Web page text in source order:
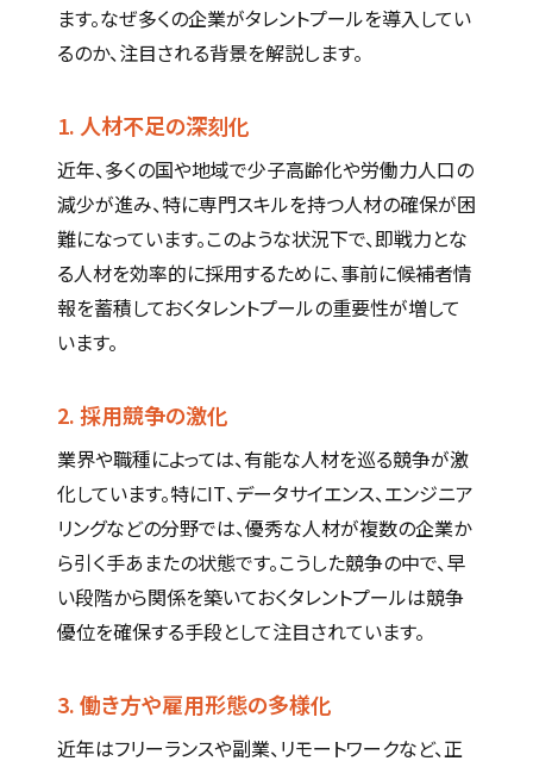
ます。なぜ多くの企業がタレントプールを導入してい
るのか、注目される背景を解説します。
1. 人材不足の深刻化
近年、多くの国や地域で少子高齢化や労働力人口の
減少が進み、特に専門スキルを持つ人材の確保が困
難になっています。このような状況下で、即戦力とな
る人材を効率的に採用するために、事前に候補者情
報を蓄積しておくタレントプールの重要性が増して
います。
2. 採用競争の激化
業界や職種によっては、有能な人材を巡る競争が激
化しています。特にIT、データサイエンス、エンジニア
リングなどの分野では、優秀な人材が複数の企業か
ら引く手あまたの状態です。こうした競争の中で、早
い段階から関係を築いておくタレントプールは競争
優位を確保する手段として注目されています。
3. 働き方や雇用形態の多様化
近年はフリーランスや副業、リモートワークなど、正